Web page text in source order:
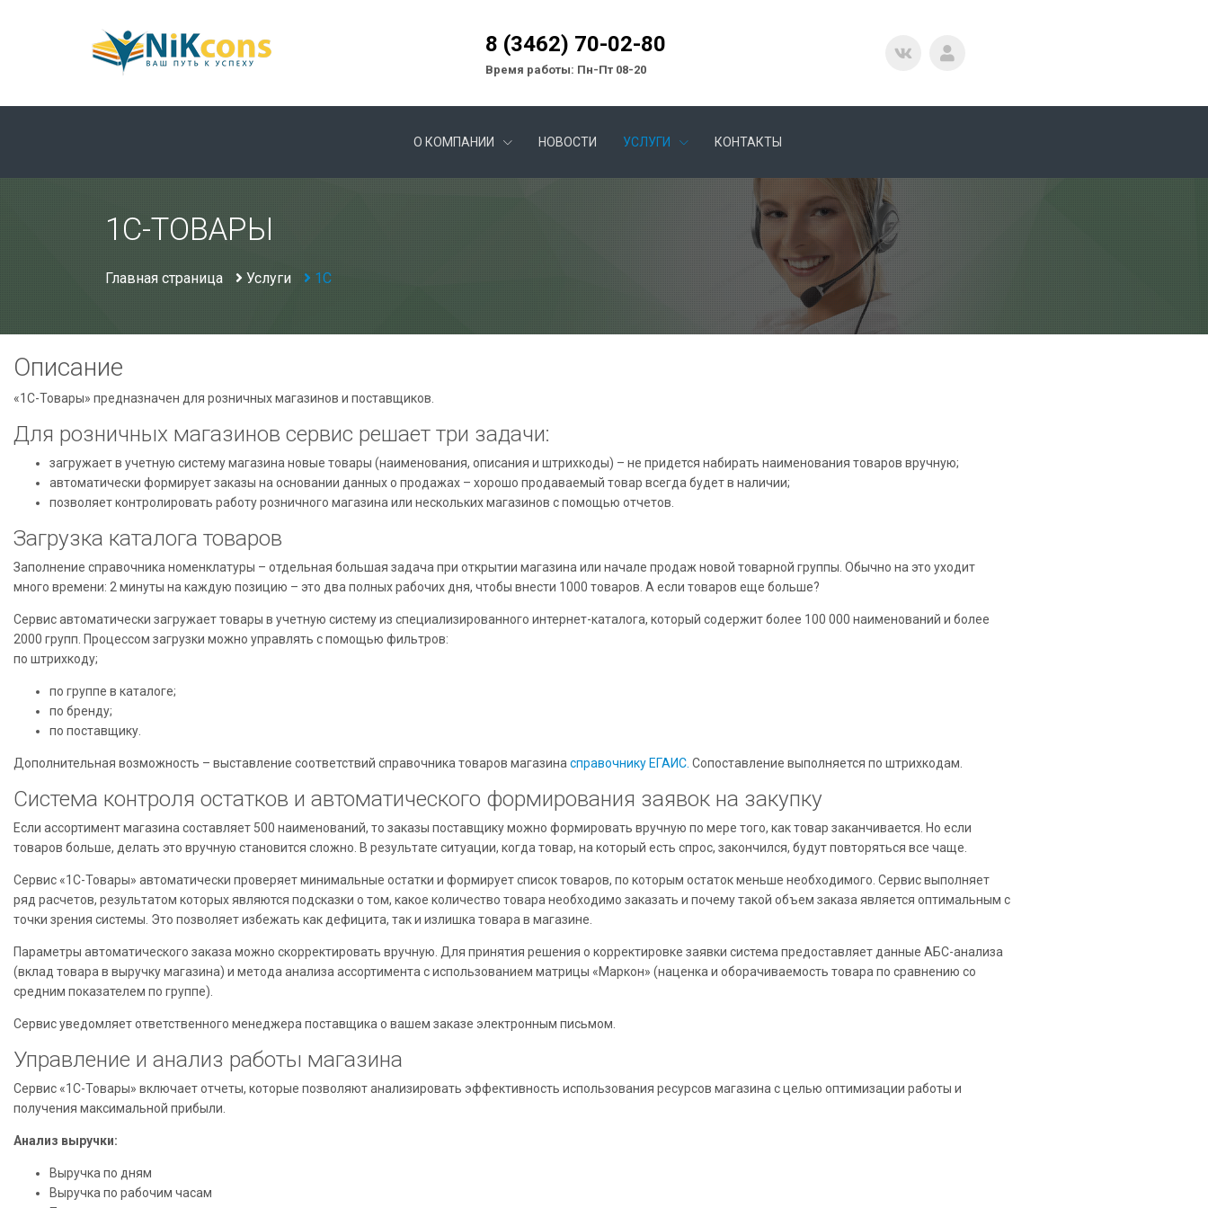
8 (3462) 70-02-80
Время работы: Пн-Пт 08-20
О КОМПАНИИ НОВОСТИ УСЛУГИ КОНТАКТЫ
1С-ТОВАРЫ
Главная страница Услуги 1С
Описание
«1С-Товары» предназначен для розничных магазинов и поставщиков.
Для розничных магазинов сервис решает три задачи:
загружает в учетную систему магазина новые товары (наименования, описания и штрихкоды) – не придется набирать наименования товаров вручную;
автоматически формирует заказы на основании данных о продажах – хорошо продаваемый товар всегда будет в наличии;
позволяет контролировать работу розничного магазина или нескольких магазинов с помощью отчетов.
Загрузка каталога товаров
Заполнение справочника номенклатуры – отдельная большая задача при открытии магазина или начале продаж новой товарной группы. Обычно на это уходит
много времени: 2 минуты на каждую позицию – это два полных рабочих дня, чтобы внести 1000 товаров. А если товаров еще больше?
Сервис автоматически загружает товары в учетную систему из специализированного интернет-каталога, который содержит более 100 000 наименований и более
2000 групп. Процессом загрузки можно управлять с помощью фильтров:
по штрихкоду;
по группе в каталоге;
по бренду;
по поставщику.
Дополнительная возможность – выставление соответствий справочника товаров магазина справочнику ЕГАИС. Сопоставление выполняется по штрихкодам.
Система контроля остатков и автоматического формирования заявок на закупку
Если ассортимент магазина составляет 500 наименований, то заказы поставщику можно формировать вручную по мере того, как товар заканчивается. Но если
товаров больше, делать это вручную становится сложно. В результате ситуации, когда товар, на который есть спрос, закончился, будут повторяться все чаще.
Сервис «1С-Товары» автоматически проверяет минимальные остатки и формирует список товаров, по которым остаток меньше необходимого. Сервис выполняет
ряд расчетов, результатом которых являются подсказки о том, какое количество товара необходимо заказать и почему такой объем заказа является оптимальным с
точки зрения системы. Это позволяет избежать как дефицита, так и излишка товара в магазине.
Параметры автоматического заказа можно скорректировать вручную. Для принятия решения о корректировке заявки система предоставляет данные АБС-анализа
(вклад товара в выручку магазина) и метода анализа ассортимента с использованием матрицы «Маркон» (наценка и оборачиваемость товара по сравнению со
средним показателем по группе).
Сервис уведомляет ответственного менеджера поставщика о вашем заказе электронным письмом.
Управление и анализ работы магазина
Сервис «1С-Товары» включает отчеты, которые позволяют анализировать эффективность использования ресурсов магазина с целью оптимизации работы и
получения максимальной прибыли.
Анализ выручки:
Выручка по дням
Выручка по рабочим часам